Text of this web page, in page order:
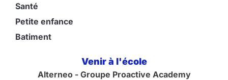
Santé
Petite enfance
Batiment
Venir à l'école
Alterneo - Groupe Proactive Academy